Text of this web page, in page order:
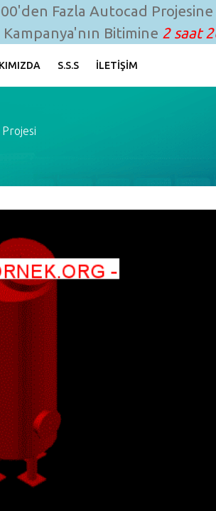
Fazla Autocad
Kampanya'nın Bitimine 2 saat
S.S.S İLETIŞIM